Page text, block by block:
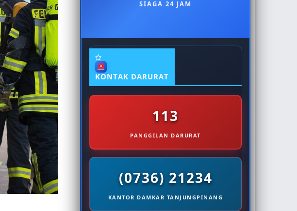
SIAGA 24 JAM
KONTAK DARURAT
113
PANGGILAN DARURAT
(0736) 21234
KANTOR DAMKAR TANJUNGPINANG